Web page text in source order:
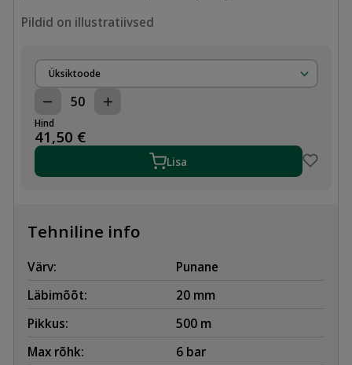
Pildid on illustratiivsed
Üksiktoode
PE-
RT
PÕRANDAKÜTTETORU
20x2,0
kogus
Hind
41,50 €
Lisa
Tehniline info
Värv:
Punane
Läbimõõt:
20 mm
Pikkus:
500 m
Max rõhk:
6 bar